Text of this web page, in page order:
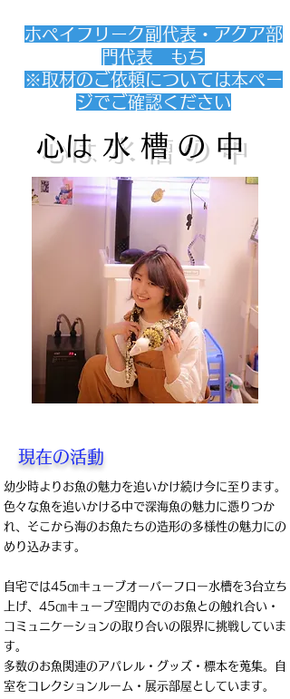
ホペイフリーク副代表・アクア部
門代表 もち
​※取材のご依頼については本ペー
ジでご確認ください
​心は水槽の中
現在の活動
幼少時よりお魚の魅力を追いかけ続け今に至ります。
色々な魚を追いかける中で深海魚の魅力に憑りつか
れ、そこから海のお魚たちの造形の多様性の魅力にの
めり込みます。
自宅では45㎝キューブオーバーフロー水槽を3台立ち
上げ、45㎝キューブ空間内でのお魚との触れ合い・
コミュニケーションの取り合いの限界に挑戦していま
す。
多数のお魚関連のアパレル・グッズ・標本を蒐集。自
室をコレクションルーム・展示部屋としています。